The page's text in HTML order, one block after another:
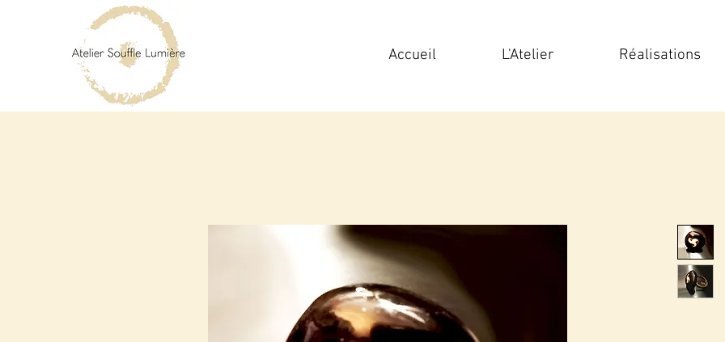
Accueil L'Atelier Réalisations